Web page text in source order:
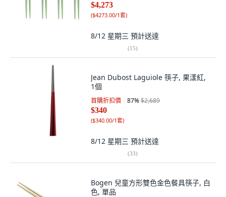
$4,273
($4273.00/1套)
8/12 星期三 預計送達
(15)
Jean Dubost Laguiole 筷子, 果漾紅,
1個
首購折扣價 87%$2,689
$340
($340.00/1套)
8/12 星期三 預計送達
(33)
Bogen 兒童方形雙色金色餐具筷子, 白
色, 單品